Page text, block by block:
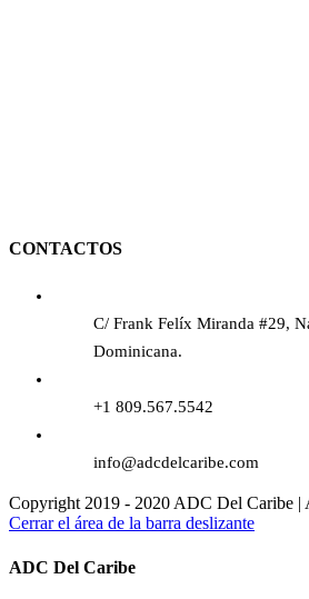
CONTACTOS
C/ Frank Felíx Miranda #29,
Dominicana.
+1 809.567.5542
info@adcdelcaribe.com
Copyright 2019 - 2020 ADC Del Caribe |
Cerrar el área de la barra deslizante
ADC Del Caribe